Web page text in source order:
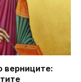
верниците: